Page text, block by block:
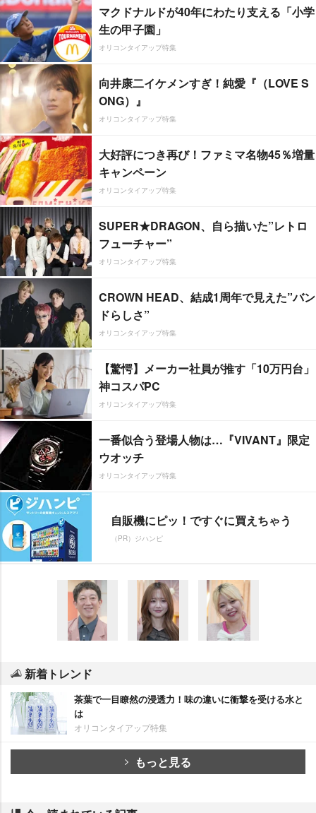
マクドナルドが40年にわたり支える「小学
生の甲子園」
オリコンタイアップ特集
向井康二イケメンすぎ！純愛『（LOVE S
ONG）』
オリコンタイアップ特集
大好評につき再び！ファミマ名物45％増量
キャンペーン
オリコンタイアップ特集
SUPER★DRAGON、自ら描いた”レトロ
フューチャー”
オリコンタイアップ特集
CROWN HEAD、結成1周年で見えた”バン
ドらしさ”
オリコンタイアップ特集
【驚愕】メーカー社員が推す「10万円台」
神コスパPC
オリコンタイアップ特集
一番似合う登場人物は…『VIVANT』限定
ウオッチ
オリコンタイアップ特集
自販機にピッ！ですぐに買えちゃう
（PR）ジハンピ
新着トレンド
茶葉で一目瞭然の浸透力！味の違いに衝撃を受ける水と
は
オリコンタイアップ特集
もっと見る